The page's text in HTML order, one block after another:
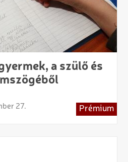
a szülő és
27. Prémium